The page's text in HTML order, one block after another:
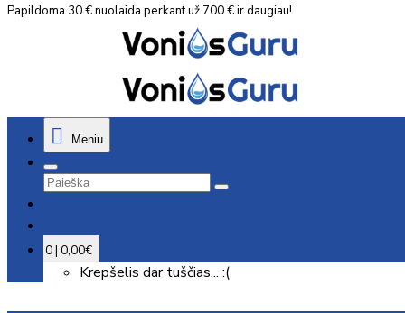
Papildoma 30 € nuolaida perkant už 700 € ir daugiau!
Meniu
0 | 0,00€
Krepšelis dar tuščias... :(